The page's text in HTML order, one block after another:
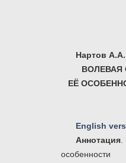
Нартов
ВОЛЕВАЯ
ЕЁ
English
Аннотация